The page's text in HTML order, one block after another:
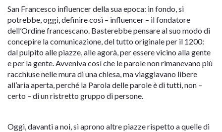
San Francesco influencer della sua epoca: in fondo, si
potrebbe, oggi, definire così – influencer – il fondatore
dell’Ordine francescano. Basterebbe pensare al suo modo di
concepire la comunicazione, del tutto originale per il 1200:
dal pulpito alle piazze, alle agorà, per essere vicino alla gente
e per la gente. Avveniva così che le parole non rimanevano più
racchiuse nelle mura di una chiesa, ma viaggiavano libere
all’aria aperta, perché la Parola delle parole è di tutti, non –
certo – di un ristretto gruppo di persone.
Oggi, davanti a noi, si aprono altre piazze rispetto a quelle di